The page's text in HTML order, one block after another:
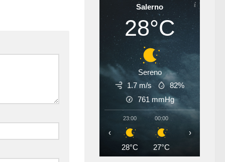
Salerno
28°C
Sereno
1.7 m/s
82%
761 mmHg
23:00
28°C
00:00
27°C
‹ ›